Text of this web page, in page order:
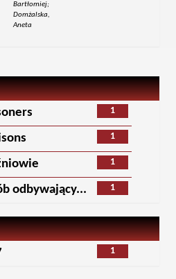
Bartłomiej;
Domżalska,
Aneta
1
1
1
1
odbywający...
1